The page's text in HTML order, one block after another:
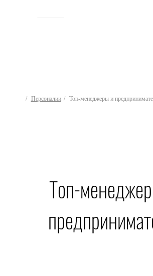
Персоналии Топ-менеджеры и
Топ-